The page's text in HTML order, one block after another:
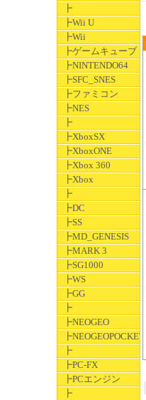
┣
┣Wii U
┣Wii
┣ゲームキューブ
┣NINTENDO64
┣SFC_SNES
┣ファミコン
┣NES
┣
┣XboxSX
┣XboxONE
┣Xbox 360
┣Xbox
┣
┣DC
┣SS
┣MD_GENESIS
┣MARK 3
┣SG1000
┣WS
┣GG
┣
┣NEOGEO
┣NEOGEOPOCKET
┣
┣PC-FX
┣PCエンジン
┣